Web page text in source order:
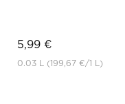
5,99 €
0.03 L (199,67 €/1 L)